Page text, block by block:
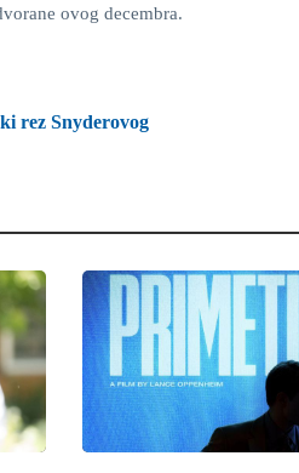
ovog decembra.
rez Snyderovog